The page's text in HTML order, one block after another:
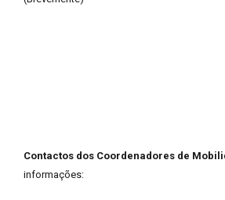
Contactos dos Coordenadores de
informações: